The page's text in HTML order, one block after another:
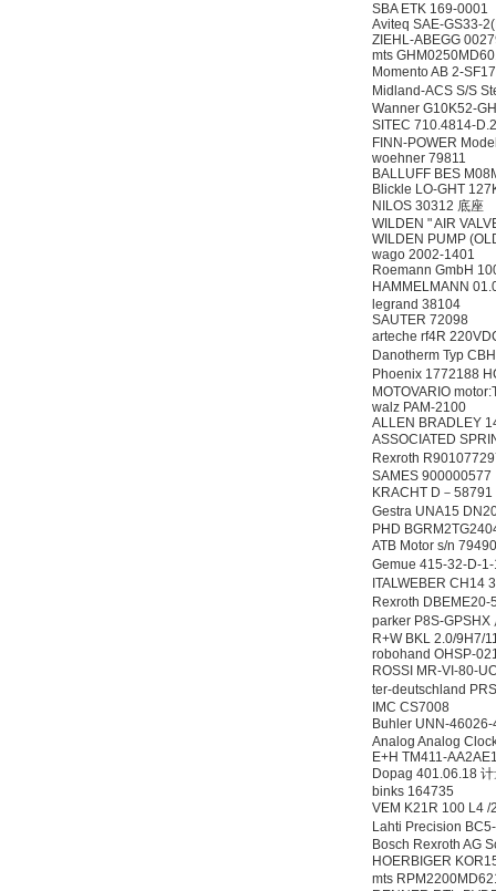
SBA ETK 169-0001
Aviteq SAE-GS33-
ZIEHL-ABEGG
mts
Momento AB 2-
Midland-ACS S/S
Wanner G10K52-
SITEC 710.4814-
FINN-POWER
woehner 79811
BALLUFF BES
Blickle LO-GHT
NILOS 30312 底座
WILDEN " AIR
WILDEN PUMP
wago 2002-1401
Roemann GmbH
HAMMELMANN
legrand 38104
SAUTER 72098
arteche rf4R
Danotherm Typ
Phoenix 1772188
MOTOVARIO
walz PAM-2100
ALLEN BRADLEY
ASSOCIATED
Rexroth
SAMES 900000577
KRACHT D－
Gestra UNA15
PHD
ATB Motor s/n
Gemue 415-32-D-
ITALWEBER CH14
Rexroth
parker P8S-GPSHX
R+W BKL 2.0/9H7/
robohand OHSP-
ROSSI MR-VI-80-
ter-deutschland
IMC CS7008
Buhler UNN-
Analog Analog
E+H TM411-
Dopag 401.06.18
binks 164735
VEM K21R 100 L4 /
Lahti Precision
Bosch Rexroth AG
HOERBIGER
mts